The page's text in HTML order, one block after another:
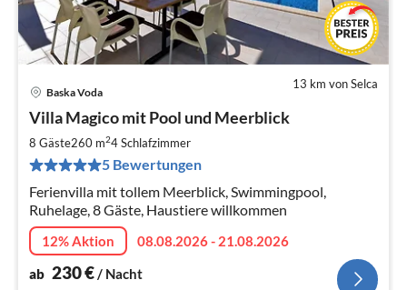
13 km von Selca
Baska Voda
Villa Magico mit Pool und Meerblick
8 Gäste260 m24Schlafzimmer
5 Bewertungen
Ferienvilla mit tollem Meerblick, Swimmingpool,
Ruhelage, 8 Gäste, Haustiere willkommen
12% Aktion
08.08.2026 - 21.08.2026
ab 230€ / Nacht